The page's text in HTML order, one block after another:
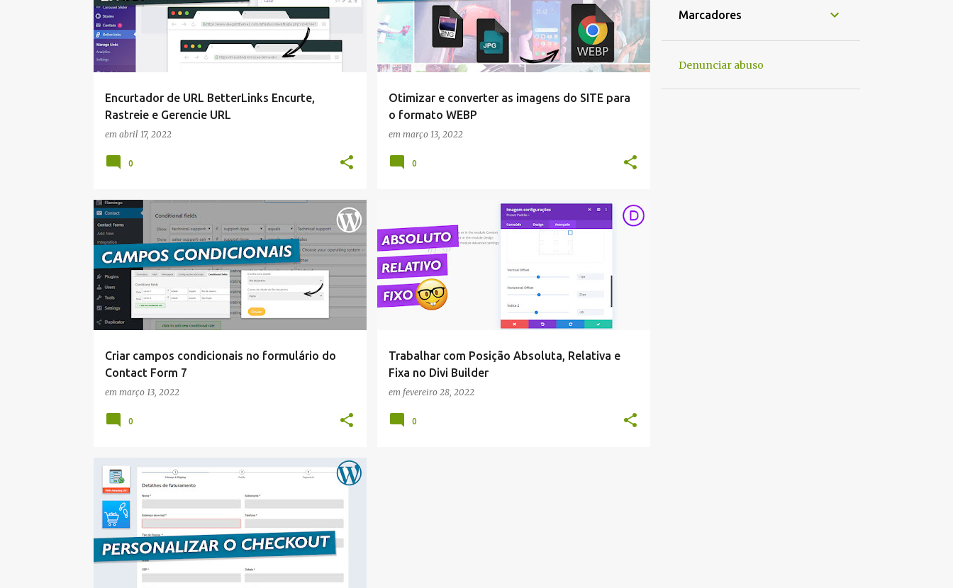
Encurtador de URL BetterLinks Encurte,
Rastreie e Gerencie URL
em abril 17, 2022
0
Otimizar e converter as imagens do SITE para
o formato WEBP
em março 13, 2022
0
Criar campos condicionais no formulário do
Contact Form 7
em março 13, 2022
WORDPRESS
0
Trabalhar com Posição Absoluta, Relativa e
Fixa no Divi Builder
em fevereiro 28, 2022
0
WORDPRESS
Marcadores
Denunciar abuso